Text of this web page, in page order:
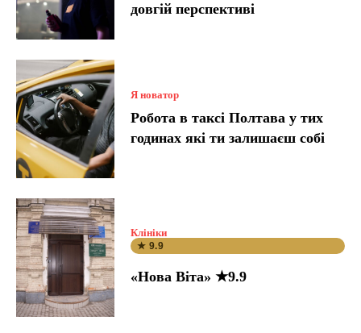
довгій перспективі
Я новатор
Робота в таксі Полтава у тих
годинах які ти залишаєш собі
Клініки
★ 9.9
«Нова Віта» ★9.9